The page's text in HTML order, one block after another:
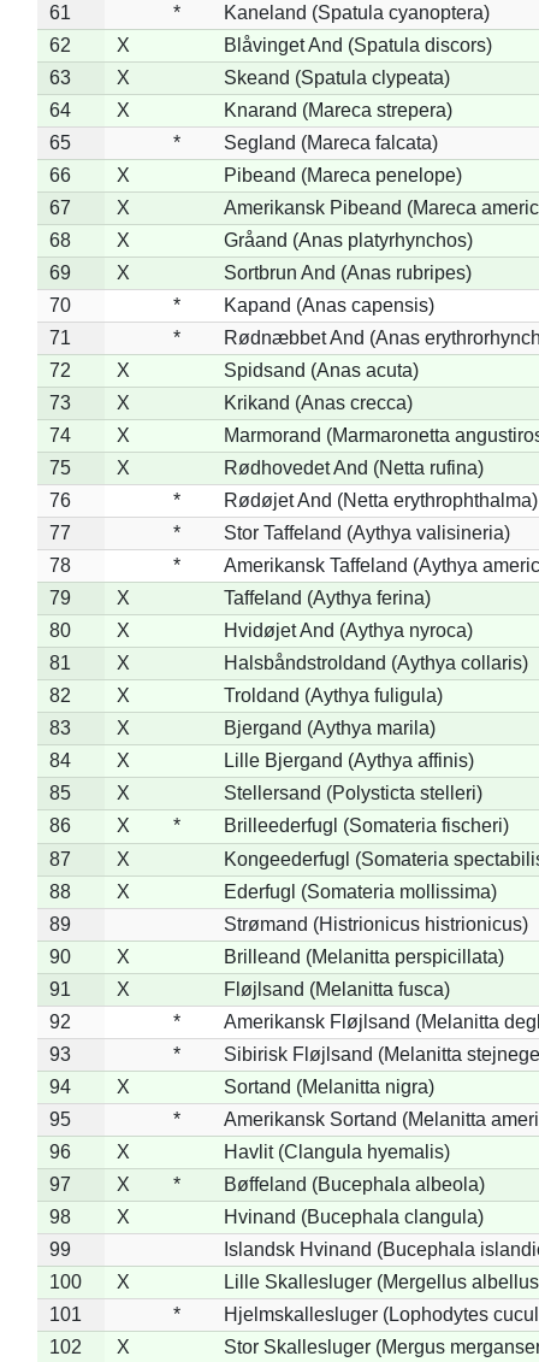
61
*
Kaneland (Spatula cyanoptera)
62
X
Blåvinget And (Spatula discors)
63
X
Skeand (Spatula clypeata)
64
X
Knarand (Mareca strepera)
65
*
Segland (Mareca falcata)
66
X
Pibeand (Mareca penelope)
67
X
Amerikansk Pibeand (Mareca
68
X
Gråand (Anas platyrhynchos)
69
X
Sortbrun And (Anas rubripes)
70
*
Kapand (Anas capensis)
71
*
Rødnæbbet And (Anas
72
X
Spidsand (Anas acuta)
73
X
Krikand (Anas crecca)
74
X
Marmorand (Marmaronetta
75
X
Rødhovedet And (Netta rufina)
76
*
Rødøjet And (Netta erythrophthalma)
77
*
Stor Taffeland (Aythya valisineria)
78
*
Amerikansk Taffeland (Aythya
79
X
Taffeland (Aythya ferina)
80
X
Hvidøjet And (Aythya nyroca)
81
X
Halsbåndstroldand (Aythya collaris)
82
X
Troldand (Aythya fuligula)
83
X
Bjergand (Aythya marila)
84
X
Lille Bjergand (Aythya affinis)
85
X
Stellersand (Polysticta stelleri)
86
X *
Brilleederfugl (Somateria fischeri)
87
X
Kongeederfugl (Somateria
88
X
Ederfugl (Somateria mollissima)
89
Strømand (Histrionicus histrionicus)
90
X
Brilleand (Melanitta perspicillata)
91
X
Fløjlsand (Melanitta fusca)
92
*
Amerikansk Fløjlsand (Melanitta
93
*
Sibirisk Fløjlsand (Melanitta
94
X
Sortand (Melanitta nigra)
95
*
Amerikansk Sortand (Melanitta
96
X
Havlit (Clangula hyemalis)
97
X *
Bøffeland (Bucephala albeola)
98
X
Hvinand (Bucephala clangula)
99
Islandsk Hvinand (Bucephala
100
X
Lille Skallesluger (Mergellus
101
*
Hjelmskallesluger (Lophodytes
102
X Stor Skallesluger (Mergus